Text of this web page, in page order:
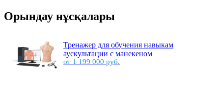
Орындау нұсқалары
Тренажер для обучения навыкам
аускультации с манекеном
от 1 199 000 руб.